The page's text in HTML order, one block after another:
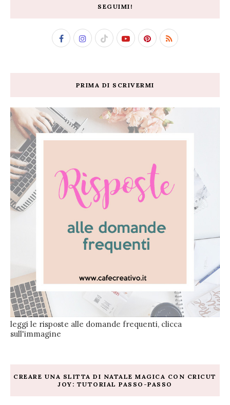
SEGUIMI!
PRIMA DI SCRIVERMI
leggi le risposte alle domande frequenti, clicca
sull'immagine
CREARE UNA SLITTA DI NATALE MAGICA CON CRICUT
JOY: TUTORIAL PASSO-PASSO